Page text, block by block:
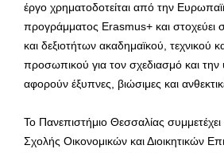
έργο χρηματοδοτείται από την
προγράμματος Erasmus+ και στοχεύει
και δεξιοτήτων ακαδημαϊκού, τεχνικού
προσωπικού για τον σχεδιασμό και
αφορούν έξυπνες, βιώσιμες και
Το Πανεπιστήμιο Θεσσαλίας
Σχολής Οικονομικών και Διοικητικών